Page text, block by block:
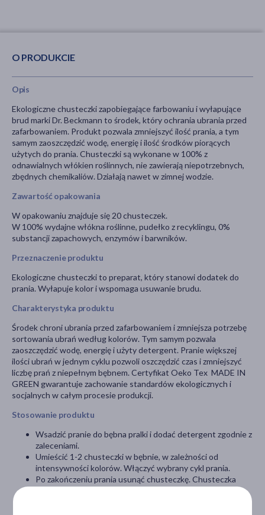
O PRODUKCIE
Opis
Ekologiczne chusteczki zapobiegające farbowaniu i wyłapujące
brud marki Dr. Beckmann to środek, który ochrania ubrania przed
zafarbowaniem. Produkt pozwala zmniejszyć ilość prania, a tym
samym zaoszczędzić wodę, energię i ilość środków piorących
użytych do prania. Chusteczki są wykonane w 100% z
odnawialnych włókien roślinnych, nie zawierają niepotrzebnych,
zbędnych chemikaliów. Działają nawet w zimnej wodzie.
Zawartość opakowania
W opakowaniu znajduje się 20 chusteczek.
W 100% wydajne włókna roślinne, pudełko z recyklingu, 0%
substancji zapachowych, enzymów i barwników.
Przeznaczenie produktu
Ekologiczne chusteczki to preparat, który stanowi dodatek do
prania. Wyłapuje kolor i wspomaga usuwanie brudu.
Charakterystyka produktu
Środek chroni ubrania przed zafarbowaniem i zmniejsza potrzebę
sortowania ubrań według kolorów. Tym samym pozwala
zaoszczędzić wodę, energię i użyty detergent. Pranie większej
ilości ubrań w jednym cyklu pozwoli oszczędzić czas i zmniejszyć
liczbę prań z niepełnym bębnem. Certyfikat Oeko Tex MADE IN
GREEN gwarantuje zachowanie standardów ekologicznych i
socjalnych w całym procesie produkcji.
Stosowanie produktu
Wsadzić pranie do bębna pralki i dodać detergent zgodnie z
zaleceniami.
Umieścić 1-2 chusteczki w bębnie, w zależności od
intensywności kolorów. Włączyć wybrany cykl prania.
Po zakończeniu prania usunąć chusteczkę. Chusteczka